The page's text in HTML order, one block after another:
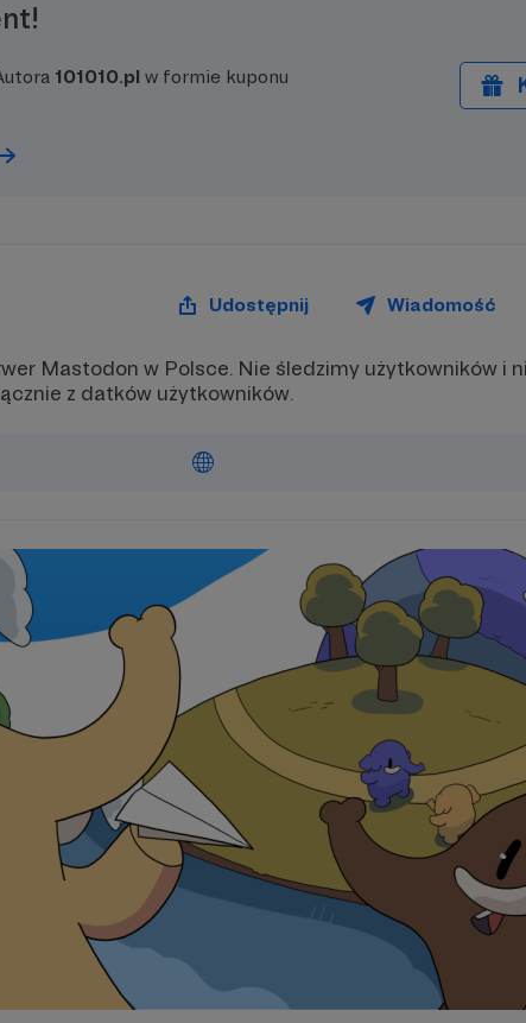
101010.pl w formie kuponu
Udostępnij Wiadomość
Mastodon w Polsce. Nie śledzimy użytkowników i
z datków użytkowników.